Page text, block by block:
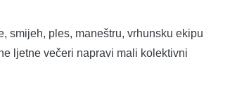
smijeh, ples, maneštru, vrhunsku ekipu
ljetne večeri napravi mali kolektivni